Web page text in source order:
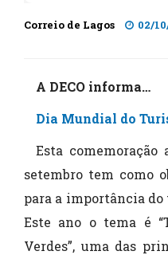
Correio de Lagos 02/
A DECO informa…
Dia Mundial do
Esta comemoração
setembro tem como
para a importância
Este ano o tema é
Verdes”, uma das